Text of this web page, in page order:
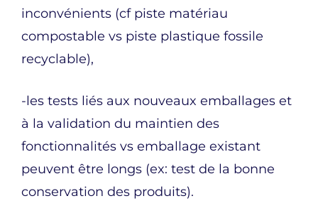
inconvénients (cf piste matériau
compostable vs piste plastique fossile
recyclable),
-les tests liés aux nouveaux emballages et
à la validation du maintien des
fonctionnalités vs emballage existant
peuvent être longs (ex: test de la bonne
conservation des produits).